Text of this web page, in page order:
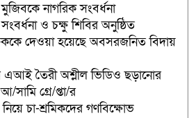
নাগরিক সংবর্ধনা
সংবর্ধনা ও চক্ষু শিবির অনুষ্ঠিত
দেওয়া হয়েছে অবসরজনিত বিদায়
এআই তৈরী অশ্লীল ভিডিও ছড়ানোর
গ্রে/প্তা/র
চা-শ্রমিকদের গণবিক্ষোভ